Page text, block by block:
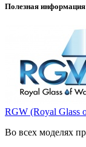
Полезная информация
RGW (Royal Glass
Во всех моделях